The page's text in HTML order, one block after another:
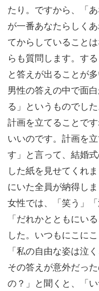
たり。ですから、「
が一番あなたらしく
てからしていること
らも質問します。す
と答えが出ることが多
男性の答えの中で面
る」というものでし
計画を立てることで
いいのです。計画を
す」と言って、結婚
した紙を見せてくれ
にいた全員が納得しま
女性では、「笑う」
「だれかとともにい
した。いつもにこに
「私の自由な姿は泣
その答えが意外だっ
の？」と聞くと、「